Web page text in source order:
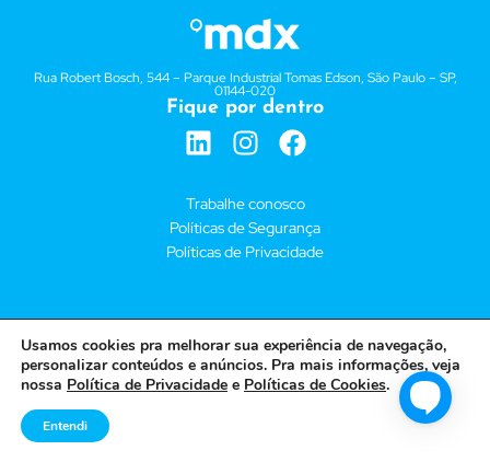
Rua Robert Bosch, 544 – Parque Industrial Tomas Edson, São Paulo – SP,
01144-020
Fique por dentro
Trabalhe conosco
Políticas de Segurança
Políticas de Privacidade
Usamos cookies pra melhorar sua experiência de navegação,
personalizar conteúdos e anúncios. Pra mais informações, veja
nossa Política de Privacidade e Políticas de Cookies.
Entendi